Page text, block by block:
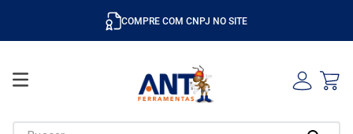
COMPRE COM CNPJ NO SITE
Buscar